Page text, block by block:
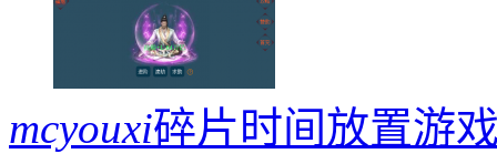
mcyouxi碎片时间放置游